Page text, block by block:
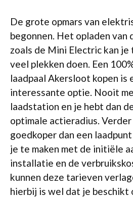
De grote opmars van
begonnen. Het opladen van
zoals de Mini Electric kan
veel plekken doen. Een
laadpaal Akersloot kopen is
interessante optie. Nooit
laadstation en je hebt dan
optimale actieradius.
goedkoper dan een
je te maken met de initiële
installatie en de
kunnen deze tarieven
hierbij is wel dat je beschikt